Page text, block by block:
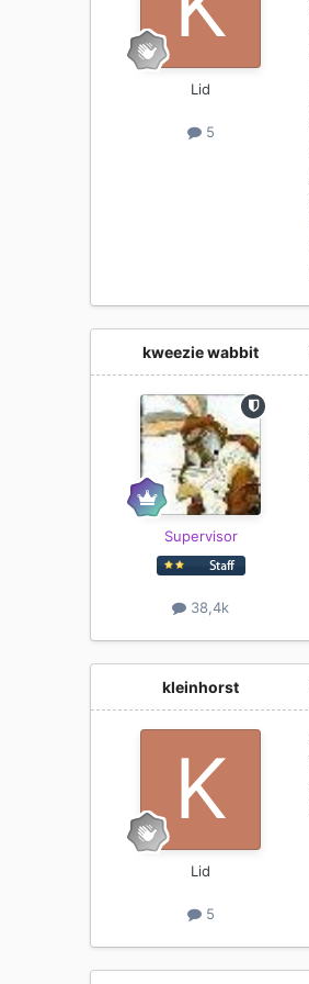
Lid
5
kweezie wabbit
Supervisor
38,4k
kleinhorst
Lid
5